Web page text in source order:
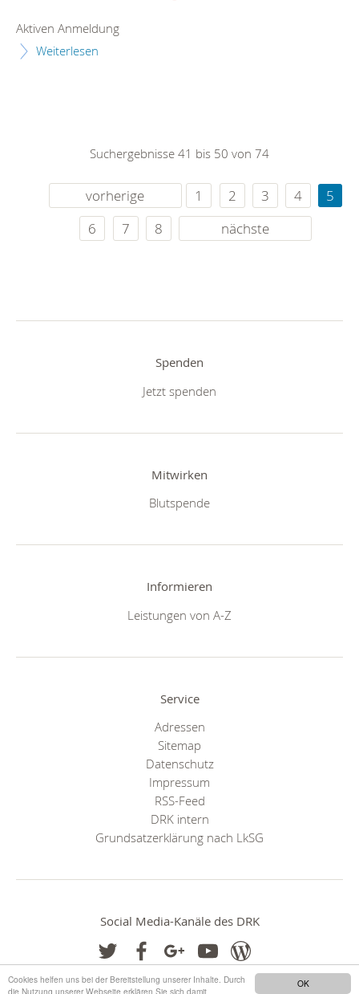
OK
Cookies helfen uns bei der Bereitstellung unserer Inhalte. Durch
die Nutzung unserer Webseite erklären Sie sich damit
Aktiven Anmeldung
Weiterlesen
Suchergebnisse 41 bis 50 von 74
vorherige 1 2 3 4
5
6
7 8 nächste
Spenden
Jetzt spenden
Mitwirken
Blutspende
Informieren
Leistungen von A-Z
Service
Adressen
Sitemap
Datenschutz
Impressum
RSS-Feed
DRK intern
Grundsatzerklärung nach LkSG
Social Media-Kanäle des DRK